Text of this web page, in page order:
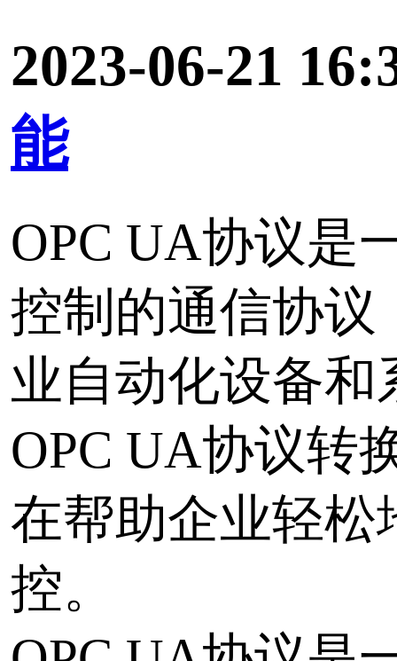
业自动化设备和系统。
在帮助企业轻松地实现
OPC UA协议是一种用于
控制的通信协议，广泛
业自动化设备和系统。
OPC UA协议的复杂性，
能无法直接使用该协议
和监控。因此，OPC UA
务应运而生，旨在帮助
现数据采集和监控。
OPC UA协议转换业务的